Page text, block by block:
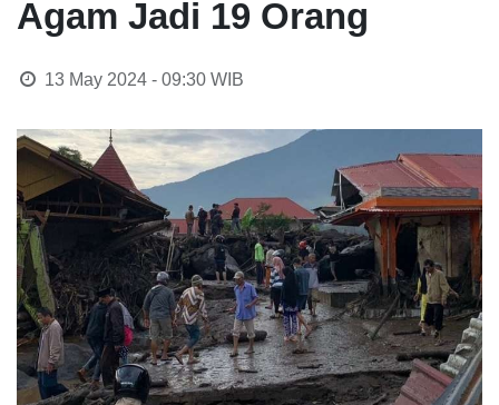
Agam Jadi 19 Orang
13 May 2024 - 09:30WIB